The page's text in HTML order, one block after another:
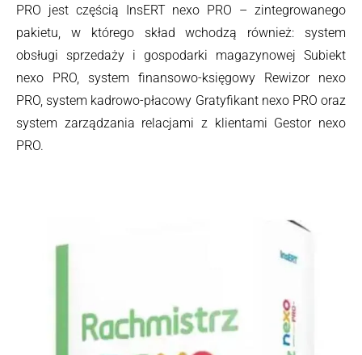
PRO jest częścią InsERT nexo PRO – zintegrowanego
pakietu, w którego skład wchodzą również: system
obsługi sprzedaży i gospodarki magazynowej Subiekt
nexo PRO, system finansowo-księgowy Rewizor nexo
PRO, system kadrowo-płacowy Gratyfikant nexo PRO oraz
system zarządzania relacjami z klientami Gestor nexo
PRO.